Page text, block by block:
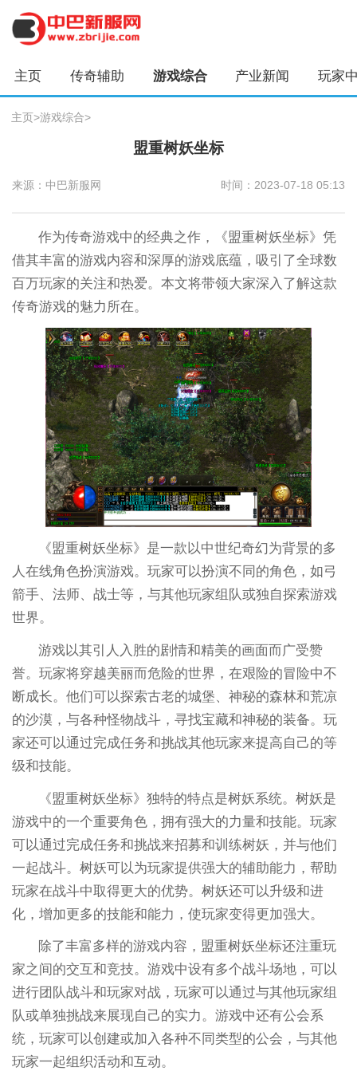
主页 传奇辅助 游戏综合 产业新闻 玩家
主页>游戏综合>
盟重树妖坐标
来源：中巴新服网 时间：2023-07-18 05:13
作为传奇游戏中的经典之作，《盟重树妖坐标》凭
借其丰富的游戏内容和深厚的游戏底蕴，吸引了全球数
百万玩家的关注和热爱。本文将带领大家深入了解这款
传奇游戏的魅力所在。
《盟重树妖坐标》是一款以中世纪奇幻为背景的多
人在线角色扮演游戏。玩家可以扮演不同的角色，如弓
箭手、法师、战士等，与其他玩家组队或独自探索游戏
世界。
游戏以其引人入胜的剧情和精美的画面而广受赞
誉。玩家将穿越美丽而危险的世界，在艰险的冒险中不
断成长。他们可以探索古老的城堡、神秘的森林和荒凉
的沙漠，与各种怪物战斗，寻找宝藏和神秘的装备。玩
家还可以通过完成任务和挑战其他玩家来提高自己的等
级和技能。
《盟重树妖坐标》独特的特点是树妖系统。树妖是
游戏中的一个重要角色，拥有强大的力量和技能。玩家
可以通过完成任务和挑战来招募和训练树妖，并与他们
一起战斗。树妖可以为玩家提供强大的辅助能力，帮助
玩家在战斗中取得更大的优势。树妖还可以升级和进
化，增加更多的技能和能力，使玩家变得更加强大。
除了丰富多样的游戏内容，盟重树妖坐标还注重玩
家之间的交互和竞技。游戏中设有多个战斗场地，可以
进行团队战斗和玩家对战，玩家可以通过与其他玩家组
队或单独挑战来展现自己的实力。游戏中还有公会系
统，玩家可以创建或加入各种不同类型的公会，与其他
玩家一起组织活动和互动。